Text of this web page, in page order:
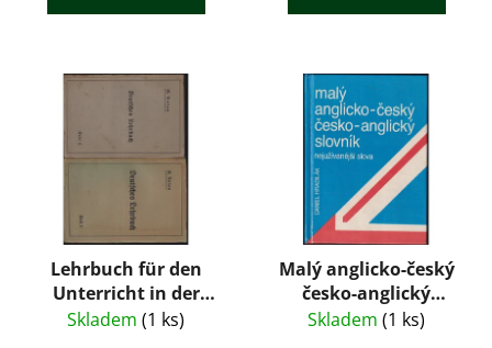
Lehrbuch für den
Unterricht in der
deutschen Sprache,
Skladem (1 ks)
Malý anglicko-český
česko-anglický
slovník. Nejužívanější
Skladem (1 ks)